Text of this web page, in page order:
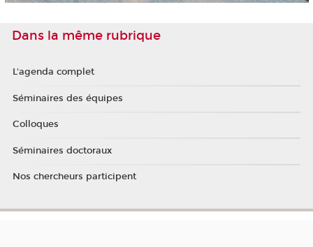
Dans la même rubrique
L'agenda complet
Séminaires des équipes
Colloques
Séminaires doctoraux
Nos chercheurs participent